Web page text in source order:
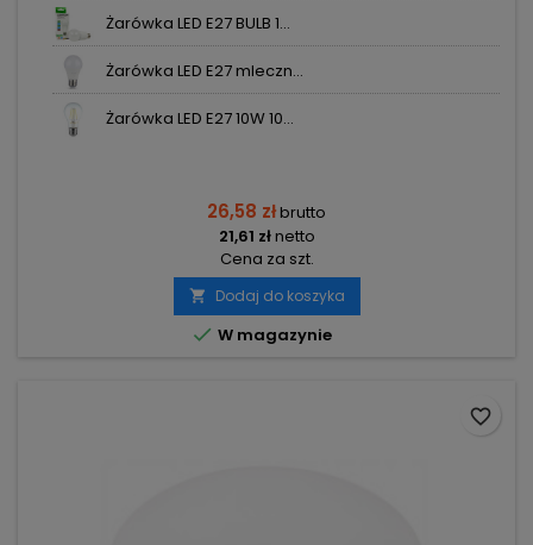
Żarówka LED E27 BULB 1...
Żarówka LED E27 mleczn...
Żarówka LED E27 10W 10...
26,58 złbrutto
21,61 złnetto
Cena za szt.
 Dodaj do koszyka
 W magazynie
favorite_border